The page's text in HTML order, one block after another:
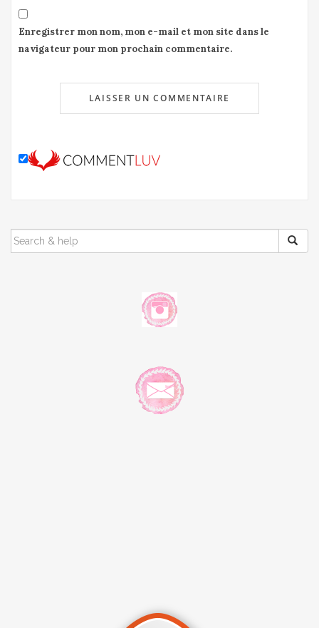
Enregistrer mon nom, mon e-mail et mon site dans le
navigateur pour mon prochain commentaire.
SEARCH
FOR: